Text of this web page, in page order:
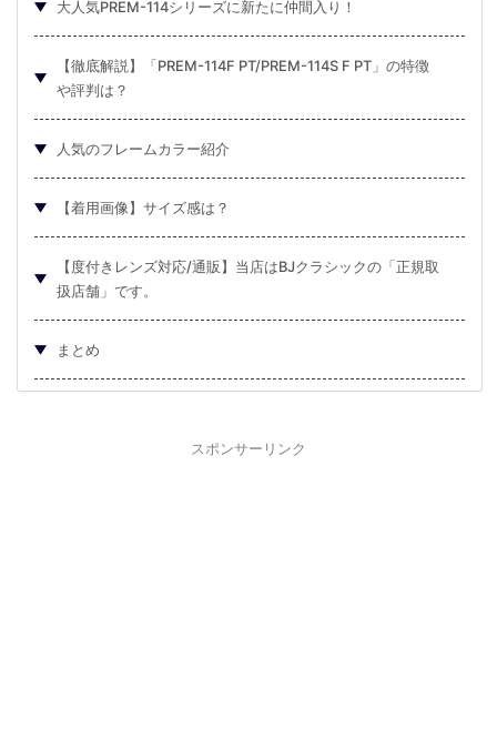
大人気PREM-114シリーズに新たに仲間入り！
【徹底解説】「PREM-114F PT/PREM-114S F PT」の特徴
や評判は？
人気のフレームカラー紹介
【着用画像】サイズ感は？
【度付きレンズ対応/通販】当店はBJクラシックの「正規取
扱店舗」です。
まとめ
スポンサーリンク